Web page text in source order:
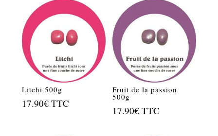
Litchi 500g
17.90€ TTC
Fruit de la passion
500g
17.90€ TTC